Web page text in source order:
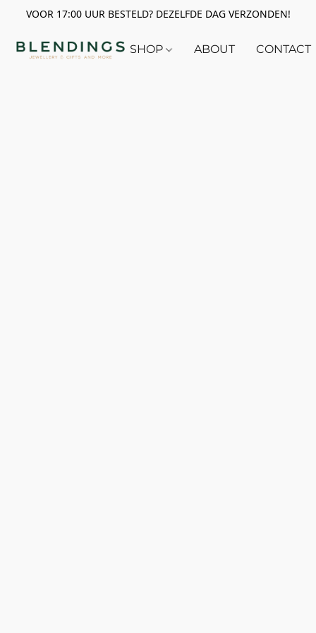
VOOR 17:00 UUR BESTELD? DEZELFDE DAG VERZONDEN!
SHOP ABOUT CONTACT